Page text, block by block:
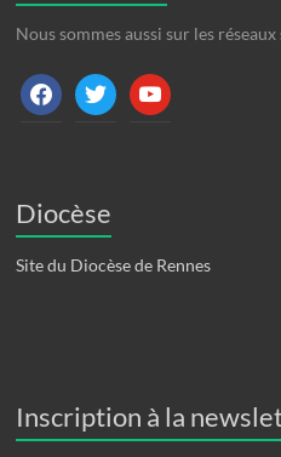
Nous sommes aussi sur les réseaux
facebooktwitter youtube
Diocèse
Site du Diocèse de Rennes
Inscription à la